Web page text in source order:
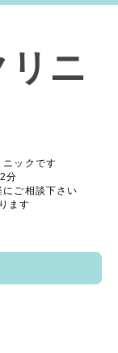
リニ
ックです
分
ご相談下さい
ます